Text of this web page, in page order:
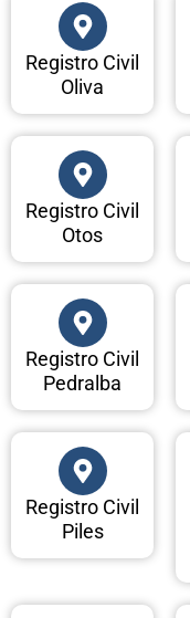
Registro Civil
Oliva
Registro Civil
Otos
Registro Civil
Pedralba
Registro Civil
Piles